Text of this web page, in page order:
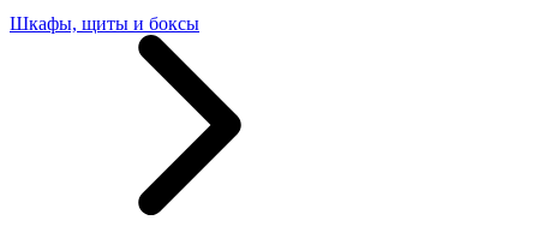
Шкафы, щиты и боксы